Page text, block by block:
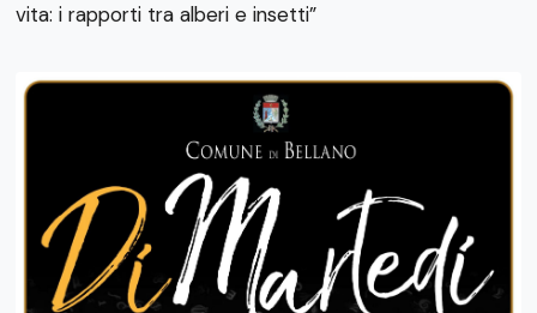
vita: i rapporti tra alberi e insetti”